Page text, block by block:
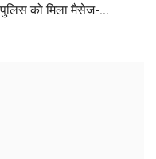
को मिला मैसेज-...